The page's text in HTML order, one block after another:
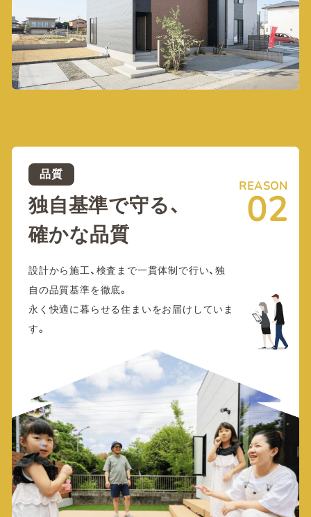
REASON
02
品質
独自基準で守る、
確かな品質
設計から施工、検査まで一貫体制で行い、独
自の品質基準を徹底。
永く快適に暮らせる住まいをお届けしていま
す。